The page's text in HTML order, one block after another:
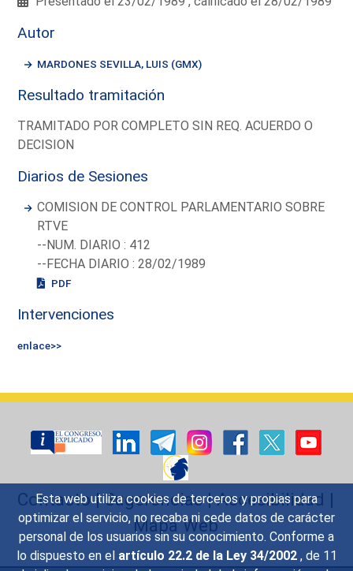
Esta web utiliza cookies de terceros y propias para
optimizar el servicio, no recaba ni cede datos de carácter
personal de los usuarios sin su conocimiento. Conforme a
lo dispuesto en el artículo 22.2 de la Ley 34/2002 , de 11
Autor
MARDONES SEVILLA, LUIS (GMX)
Resultado tramitación
TRAMITADO POR COMPLETO SIN REQ. ACUERDO O
DECISION
Diarios de Sesiones
COMISION DE CONTROL PARLAMENTARIO SOBRE
RTVE
--NUM. DIARIO : 412
--FECHA DIARIO : 28/02/1989
PDF
Intervenciones
enlace>>
Contacto|Sugerencias|Accesibilidad |
Mapa Web